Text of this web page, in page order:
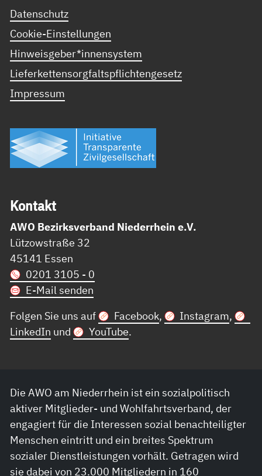
Datenschutz
Cookie-Einstellungen
Hinweisgeber*innensystem
Lieferkettensorgfaltspflichtengesetz
Impressum
Kon­takt
AWO Bezirksverband Niederrhein e.V.
Lützowstraße 32
45141 Essen
0201 3105 - 0
E-Mail senden
Folgen Sie uns auf
Facebook, Instagram,
LinkedIn und YouTube.
Die AWO am Niederrhein ist ein sozialpolitisch
aktiver Mitglieder- und Wohlfahrtsverband, der
engagiert für die Interessen sozial benachteiligter
Menschen eintritt und ein breites Spektrum
sozialer Dienstleistungen vorhält. Getragen wird
sie dabei von 23.000 Mitgliedern in 160